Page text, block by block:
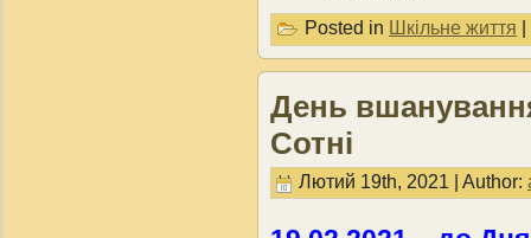
Posted in Шкільне життя |
День
Сотні
Лютий 19th, 2021 | Author: